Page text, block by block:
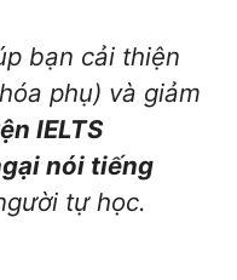
bạn cải thiện
phụ) và giảm
IELTS
nói tiếng
tự học.